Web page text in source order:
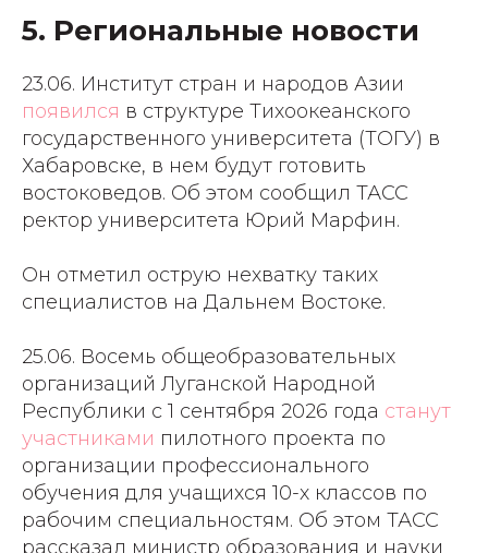
5. Региональные новости
23.06. Институт стран и народов Азии
появился в структуре Тихоокеанского
государственного университета (ТОГУ) в
Хабаровске, в нем будут готовить
востоковедов. Об этом сообщил ТАСС
ректор университета Юрий Марфин.
Он отметил острую нехватку таких
специалистов на Дальнем Востоке.
25.06. Восемь общеобразовательных
организаций Луганской Народной
Республики с 1 сентября 2026 года станут
участниками пилотного проекта по
организации профессионального
обучения для учащихся 10-х классов по
рабочим специальностям. Об этом ТАСС
рассказал министр образования и науки